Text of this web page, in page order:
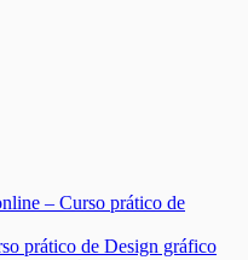
prático de Design gráfico